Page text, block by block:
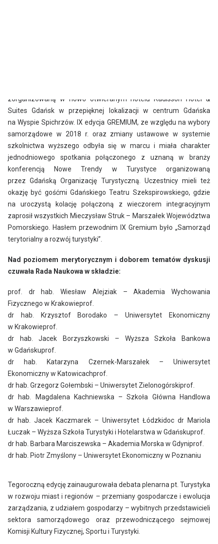
zorganizowaną w nowo otwieranym hotelu Radisson Hotel &
Suites Gdańsk w przepięknej lokalizacji w centrum Gdańska
na Wyspie Spichrzów. IX edycja GREMIUM, ze względu na wybory
samorządowe w 2018 r. oraz zmiany ustawowe w systemie
szkolnictwa wyższego odbyła się w marcu i miała charakter
jednodniowego spotkania połączonego z uznaną w branży
konferencją Nowe Trendy w Turystyce organizowaną
przez Gdańską Organizację Turystyczną. Uczestnicy mieli też
okazję być gośćmi Gdańskiego Teatru Szekspirowskiego, gdzie
na uroczystą kolację połączoną z wieczorem integracyjnym
zaprosił wszystkich Mieczysław Struk – Marszałek Województwa
Pomorskiego. Hasłem przewodnim IX Gremium było „Samorząd
terytorialny a rozwój turystyki”.
Nad poziomem merytorycznym i doborem tematów dyskusji
czuwała Rada Naukowa w składzie:
prof. dr hab. Wiesław Alejziak – Akademia Wychowania
Fizycznego w Krakowieprof.
dr hab. Krzysztof Borodako – Uniwersytet Ekonomiczny
w Krakowieprof.
dr hab. Jacek Borzyszkowski – Wyższa Szkoła Bankowa
w Gdańskuprof.
dr hab. Katarzyna Czernek-Marszałek – Uniwersytet
Ekonomiczny w Katowicachprof.
dr hab. Grzegorz Gołembski – Uniwersytet Zielonogórskiprof.
dr hab. Magdalena Kachniewska – Szkoła Główna Handlowa
w Warszawieprof.
dr hab. Jacek Kaczmarek – Uniwersytet Łódzkidoc dr Mariola
Łuczak – Wyższa Szkoła Turystyki i Hotelarstwa w Gdańskuprof.
dr hab. Barbara Marciszewska – Akademia Morska w Gdyniprof.
dr hab. Piotr Zmyślony – Uniwersytet Ekonomiczny w Poznaniu
Tegoroczną edycję zainaugurowała debata plenarna pt. Turystyka
w rozwoju miast i regionów – przemiany gospodarcze i ewolucja
zarządzania, z udziałem gospodarzy – wybitnych przedstawicieli
sektora samorządowego oraz przewodniczącego sejmowej
Komisji Kultury Fizycznej, Sportu i Turystyki.